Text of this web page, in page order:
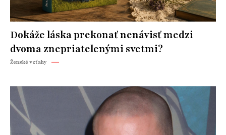
Dokáže láska prekonať nenávisť medzi
dvoma znepriatelenými svetmi?
Ženské vzťahy